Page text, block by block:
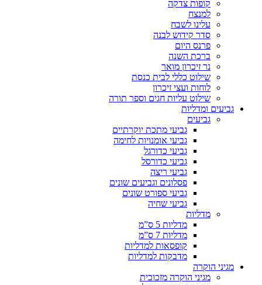
קופות צדקה
למנצח
עלינו לשבח
סדר קידוש לבנה
פרנס היום
ברכת השנה
נר זיכרון מואר
שילוט כללי לבית כנסת
לוחות ועצי זיכרון
שילוט עליות חגים וספר תורה
גביעים ומדליות
גביעים
גביעי מתכת יוקרתיים
גביעי אומנויות לחימה
גביעי כדורגל
גביעי כדורסל
גביעי ריצה
פסלונים וגביעים שונים
גביעי ספורט שונים
גביעי שחיה
מדליות
מדליות 5 ס”מ
מדליות 7 ס”מ
קופסאות למדליות
מדבקות למדליות
מגיני הוקרה
מגיני הוקרה מזכוכית